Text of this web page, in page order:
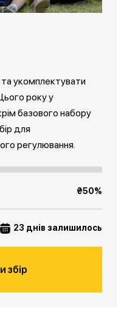
та укомплектувати
року у
базового набору
для
регулювання.
₴50%
23 днів залишилось
збір